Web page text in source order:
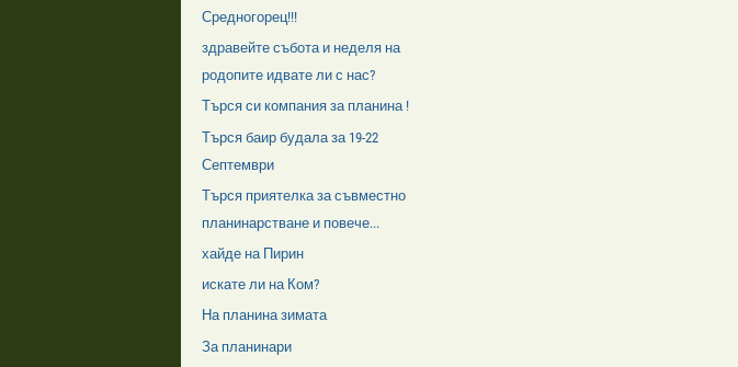
Средногорец!!!
здравейте събота и неделя на
родопите идвате ли с нас?
Търся си компания за планина !
Търся баир будала за 19-22
Септември
Търся приятелка за съвместно
планинарстване и повече...
хайде на Пирин
искате ли на Ком?
На планина зимата
За планинари